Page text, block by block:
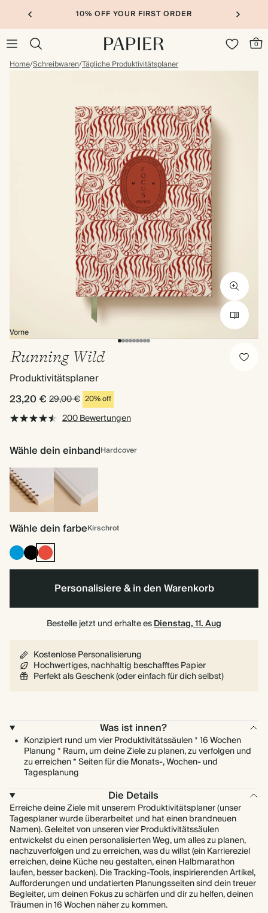
10% OFF YOUR FIRST ORDER
0
Home/Schreibwaren/Tägliche Produktivitätsplaner
Vorne
Running Wild
Produktivitätsplaner
23,20 € 29,00 € 20% off
200 Bewertungen
Wähle dein einbandHardcover
SpiralgebundenHardcover
Wähle dein farbeKirschrot
Leuchtendes
Blau
Tintenschwarz
Kirschrot
Personalisiere & in den Warenkorb
Bestelle jetzt und erhalte esDienstag, 11. Aug
Kostenlose Personalisierung
Hochwertiges, nachhaltig beschafftes Papier
Perfekt als Geschenk (oder einfach für dich selbst)
Was ist innen?
Konzipiert rund um vier Produktivitätssäulen * 16 Wochen
Planung * Raum, um deine Ziele zu planen, zu verfolgen und
zu erreichen * Seiten für die Monats-, Wochen- und
Tagesplanung
Die Details
Erreiche deine Ziele mit unserem Produktivitätsplaner (unser
Tagesplaner wurde überarbeitet und hat einen brandneuen
Namen). Geleitet von unseren vier Produktivitätssäulen
entwickelst du einen personalisierten Weg, um alles zu planen,
nachzuverfolgen und zu erreichen, was du willst (ein Karriereziel
erreichen, deine Küche neu gestalten, einen Halbmarathon
laufen, besser backen). Die Tracking-Tools, inspirierenden Artikel,
Aufforderungen und undatierten Planungsseiten sind dein treuer
Begleiter, um deinen Fokus zu schärfen und dir zu helfen, deinen
Träumen in 16 Wochen näher zu kommen.